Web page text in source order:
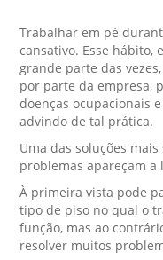
Trabalhar em pé
cansativo. Esse hábito,
grande parte das
por parte da empresa,
doenças ocupacionais
advindo de tal prática.
Uma das soluções
problemas apareçam
À primeira vista pode
tipo de piso no qual o
função, mas ao
resolver muitos